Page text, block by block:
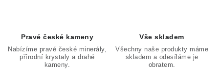
Pravé české kameny
Nabízíme pravé české minerály,
přírodní krystaly a drahé
kameny.
Vše skladem
Všechny naše produkty máme
skladem a odesíláme je
obratem.